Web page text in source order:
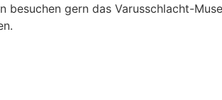
gern das Varusschlacht-